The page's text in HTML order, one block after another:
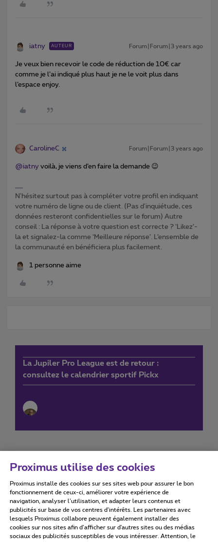
iatny AUTEUR Forum|Forum|3 years ago
Je veux bien recevoir le code de réduction de 10€ car
comme je l’ai indiqué plus haut je ne le voit plus dans
l’espace enjoy.
CarolineC Forum|Forum|3 years ago
@iatny voilà, je viens d’en faire la demande 😉
N'hésitez surtout pas à compléter votre profil en indiquant
votre numéro de ligne ou de client. (Pas d'inquiétude, ces
données resteront confidentielles sur le forum) Autre
conseil : La réponse à votre question est correcte ? ‘Likez’-
la et signalez-la comme ‘Meilleure réponse’. L’ensemble de
la communauté en bénéficiera plus facilement.
1 personne aime
La Jupiler Pro League est de retour :
consultez le calendrier sportif Pickx
Conditions d'utilisation Accessibility statement
Proximus utilise des cookies
Proximus installe des cookies sur ses sites web pour assurer le bon
fonctionnement de ceux-ci, améliorer votre expérience de
navigation, analyser l’utilisation, et adapter leurs contenus et
publicités sur base de vos centres d’intérêts. Les partenaires avec
lesquels Proximus collabore peuvent également installer des
cookies sur nos sites afin d’afficher sur d'autres sites ou des médias
sociaux des publicités susceptibles de vous intéresser. Attention, le